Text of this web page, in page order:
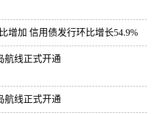
增加 信用债发行环比增长54.9%
航线正式开通
航线正式开通